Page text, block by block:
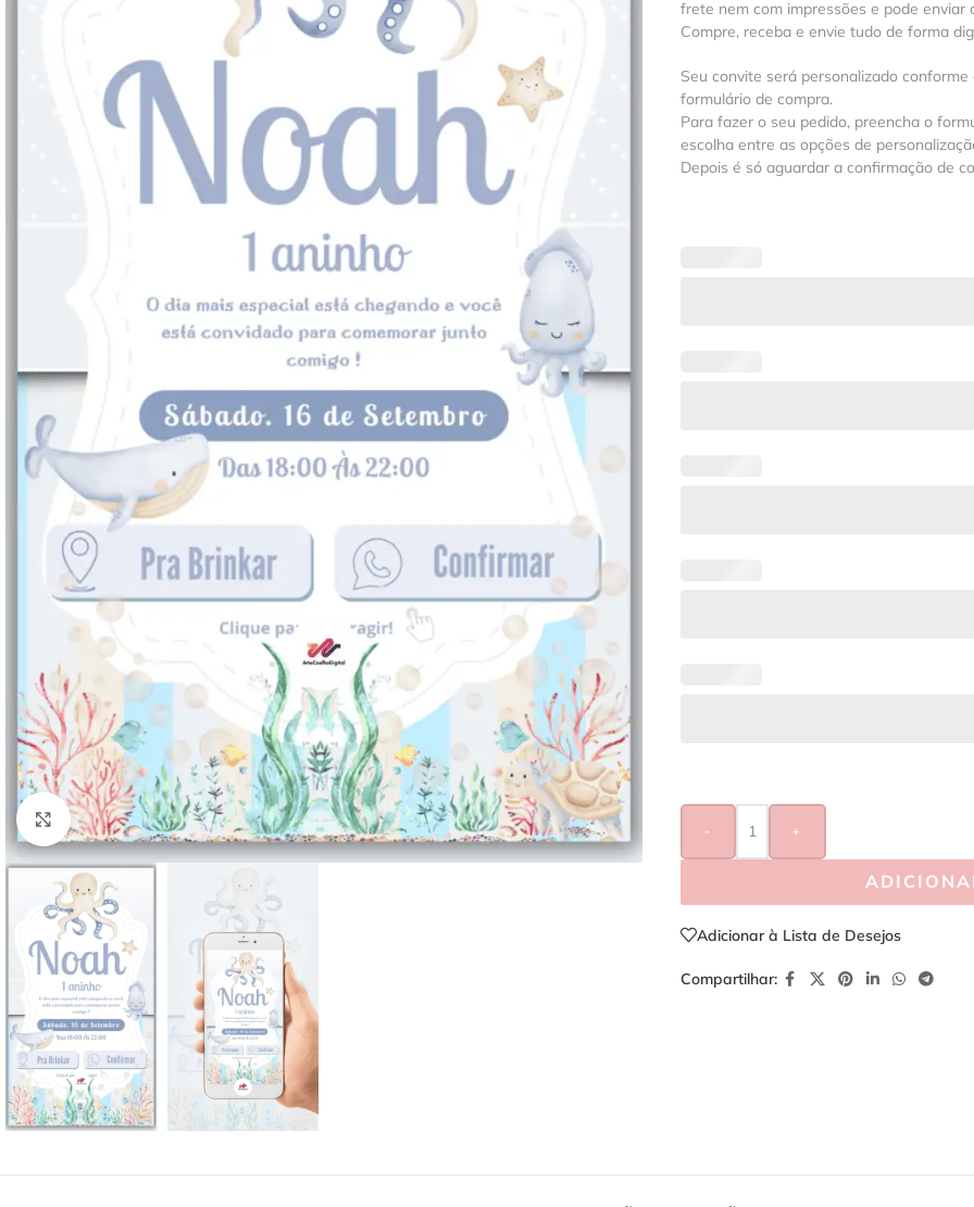
Clique para ampliar
frete nem com impressões e pode
Compre, receba e envie tudo de forma
Seu convite será personalizado
formulário de compra.
Para fazer o seu pedido, preencha o
escolha entre as opções de
Depois é só aguardar a confirmação de
- +
Adicionar à Lista de Desejos
Compartilhar: